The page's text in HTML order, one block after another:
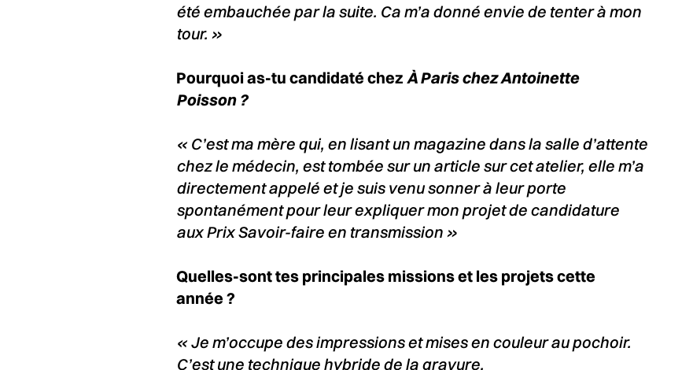
été embauchée par la suite. Ca m’a donné envie de tenter à mon
tour. »
Pourquoi as-tu candidaté chez À Paris chez Antoinette
Poisson ?
« C’est ma mère qui, en lisant un magazine dans la salle d’attente
chez le médecin, est tombée sur un article sur cet atelier, elle m’a
directement appelé et je suis venu sonner à leur porte
spontanément pour leur expliquer mon projet de candidature
aux Prix Savoir-faire en transmission »
Quelles-sont tes principales missions et les projets cette
année ?
« Je m’occupe des impressions et mises en couleur au pochoir.
C’est une technique hybride de la gravure.